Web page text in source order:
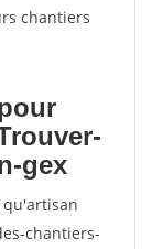
chantiers
gex
chantiers-